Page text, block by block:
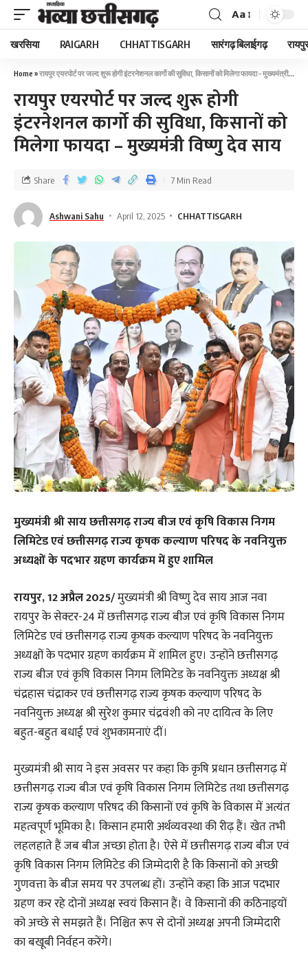
Aa
खरसिया RAIGARH CHHATTISGARH सारंगढ़ बिलाईगढ़
Home »रायपुर एयरपोर्ट पर जल्द शुरू होगी इंटरनेशनल कार्गो की सुविधा, किसानों को मिलेगा फायदा – मुख्यमंत्री विष्णु देव साय
रायपुर एयरपोर्ट पर जल्द शुरू होगी
इंटरनेशनल कार्गो की सुविधा, किसानों को
मिलेगा फायदा – मुख्यमंत्री विष्णु देव साय
Ashwani Sahu April 12, 2025 CHHATTISGARH
Share 7 Min Read
मुख्यमंत्री श्री साय छत्तीसगढ़ राज्य बीज एवं कृषि विकास निगम
लिमिटेड एवं छत्तीसगढ़ राज्य कृषक कल्याण परिषद के नवनियुक्त
अध्यक्षों के पदभार ग्रहण कार्यक्रम में हुए शामिल
रायपुर, 12 अप्रैल 2025/मुख्यमंत्री श्री विष्णु देव साय आज नवा
रायपुर के सेक्टर-24 में छत्तीसगढ़ राज्य बीज एवं कृषि विकास निगम
लिमिटेड एवं छत्तीसगढ़ राज्य कृषक कल्याण परिषद के नवनियुक्त
अध्यक्षों के पदभार ग्रहण कार्यक्रम में शामिल हुए। उन्होंने छत्तीसगढ़
राज्य बीज एवं कृषि विकास निगम लिमिटेड के नवनियुक्त अध्यक्ष श्री
चंद्रहास चंद्राकर एवं छत्तीसगढ़ राज्य कृषक कल्याण परिषद के
नवनियुक्त अध्यक्ष श्री सुरेश कुमार चंद्रवंशी को नए दायित्व के लिए
बहुत-बहुत बधाई एवं शुभकामनाएं दीं।
मुख्यमंत्री श्री साय ने इस अवसर पर कहा कि कृषि प्रधान छत्तीसगढ़ में
छत्तीसगढ़ राज्य बीज एवं कृषि विकास निगम लिमिटेड तथा छत्तीसगढ़
राज्य कृषक कल्याण परिषद की किसानों एवं कृषि के विकास में अत्यंत
महत्वपूर्ण भूमिका है। किसान हमारी अर्थव्यवस्था की रीढ़ हैं। खेत तभी
लहलहाते हैं जब बीज अच्छा होता है। ऐसे में छत्तीसगढ़ राज्य बीज एवं
कृषि विकास निगम लिमिटेड की जिम्मेदारी है कि किसानों को अच्छी
गुणवत्ता के बीज समय पर उपलब्ध हों। उन्होंने कहा कि आज पदभार
ग्रहण कर रहे दोनों अध्यक्ष स्वयं किसान हैं। वे किसानों की कठिनाइयों
को अच्छे से समझते हैं। निश्चित रूप से दोनों अध्यक्ष अपनी जिम्मेदारी
का बखूबी निर्वहन करेंगे।